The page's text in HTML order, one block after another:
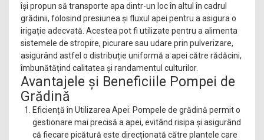
își propun să transporte apa dintr-un loc în altul în cadrul
grădinii, folosind presiunea și fluxul apei pentru a asigura o
irigație adecvată. Acestea pot fi utilizate pentru a alimenta
sistemele de stropire, picurare sau udare prin pulverizare,
asigurând astfel o distribuție uniformă a apei către rădăcini,
îmbunătățind calitatea și randamentul culturilor.
Avantajele și Beneficiile Pompei de
Grădină
Eficiență în Utilizarea Apei: Pompele de grădină permit o
gestionare mai precisă a apei, evitând risipa și asigurând
că fiecare picătură este direcționată către plantele care